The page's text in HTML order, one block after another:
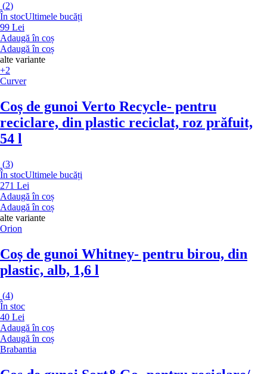
(2)
În stocUltimele bucăți
99 Lei
Adaugă în coș
Adaugă în coș
alte variante
+2
Curver
Coș de gunoi Verto Recycle- pentru
reciclare, din plastic reciclat, roz prăfuit,
54 l
(3)
În stocUltimele bucăți
271 Lei
Adaugă în coș
Adaugă în coș
alte variante
Orion
Coș de gunoi Whitney- pentru birou, din
plastic, alb, 1,6 l
(4)
În stoc
40 Lei
Adaugă în coș
Adaugă în coș
Brabantia